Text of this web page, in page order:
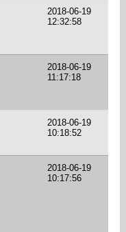
2018-06-19
12:32:58
2018-06-19
11:17:18
2018-06-19
10:18:52
2018-06-19
10:17:56